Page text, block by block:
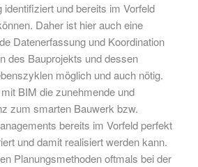
identifiziert und bereits im Vorfeld
Daher ist hier auch eine
Datenerfassung und Koordination
des Bauprojekts und dessen
möglich und auch nötig.
BIM die zunehmende und
zum smarten Bauwerk bzw.
bereits im Vorfeld perfekt
und damit realisiert werden kann.
Planungsmethoden oftmals bei der